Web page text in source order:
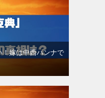
嫁は中西ハンナで